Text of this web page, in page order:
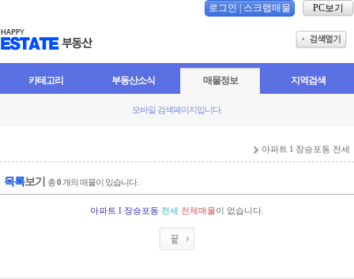
로그인 스크랩매물 PC보기
카테고리 부동산소식 매물정보 지역검색
모바일 검색페이지입니다.
아파트 I 장승포동 전세
목록보기 총0 개의 매물이 있습니다.
아파트 I 장승포동 전세 전체매물이 없습니다.